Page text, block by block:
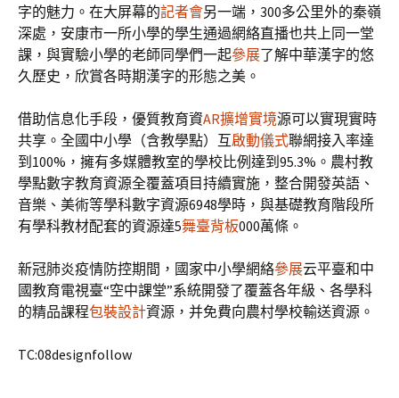
字的魅力。在大屏幕的記者會另一端，300多公里外的秦嶺
深處，安康市一所小學的學生通過網絡直播也共上同一堂
課，與實驗小學的老師同學們一起參展了解中華漢字的悠
久歷史，欣賞各時期漢字的形態之美。
借助信息化手段，優質教育資AR擴增實境源可以實現實時
共享。全國中小學（含教學點）互啟動儀式聯網接入率達
到100%，擁有多媒體教室的學校比例達到95.3%。農村教
學點數字教育資源全覆蓋項目持續實施，整合開發英語、
音樂、美術等學科數字資源6948學時，與基礎教育階段所
有學科教材配套的資源達5舞臺背板000萬條。
新冠肺炎疫情防控期間，國家中小學網絡參展云平臺和中
國教育電視臺“空中課堂”系統開發了覆蓋各年級、各學科
的精品課程包裝設計資源，并免費向農村學校輸送資源。
TC:08designfollow